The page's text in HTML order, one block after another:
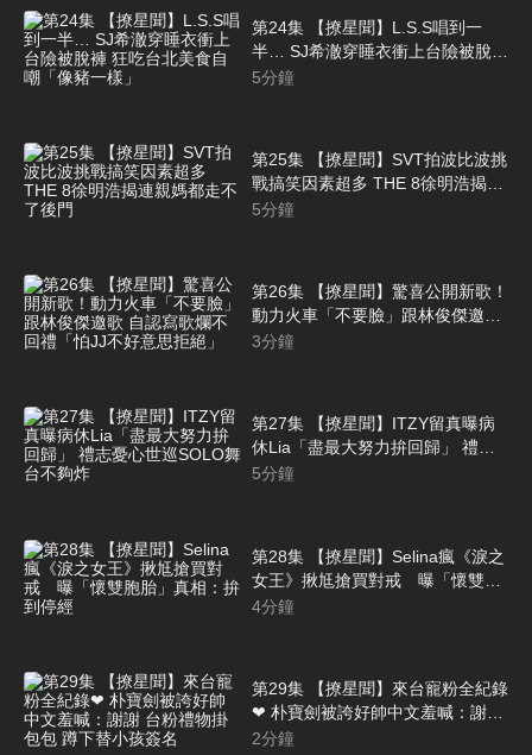
第24集 【撩星聞】L.S.S唱到一
半… SJ希澈穿睡衣衝上台險被脫褲
狂吃台北美食自嘲「像豬一樣」
5分鐘
第25集 【撩星聞】SVT拍波比波挑
戰搞笑因素超多 THE 8徐明浩揭連
親媽都走不了後門
5分鐘
第26集 【撩星聞】驚喜公開新歌！
動力火車「不要臉」跟林俊傑邀歌
自認寫歌爛不回禮「怕JJ不好意思
3分鐘
第27集 【撩星聞】ITZY留真曝病
休Lia「盡最大努力拚回歸」 禮志
憂心世巡SOLO舞台不夠炸
5分鐘
第28集 【撩星聞】Selina瘋《淚之
女王》揪尪搶買對戒 曝「懷雙胞
胎」真相：拚到停經
4分鐘
第29集 【撩星聞】來台寵粉全紀錄
❤ 朴寶劍被誇好帥中文羞喊：謝謝
台粉禮物掛包包 蹲下替小孩簽名
2分鐘